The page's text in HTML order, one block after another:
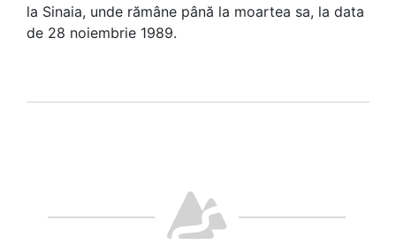
la Sinaia, unde rămâne până la moartea sa, la data
de 28 noiembrie 1989.